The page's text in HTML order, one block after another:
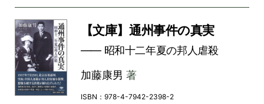
【文庫】通州事件の真実
―― 昭和十二年夏の邦人虐殺
加藤康男 著
ISBN：978-4-7942-2398-2